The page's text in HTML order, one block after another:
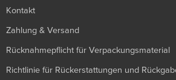
Kontakt
Zahlung & Versand
Rücknahmepflicht für Verpackungsmaterial
Richtlinie für Rückerstattungen und